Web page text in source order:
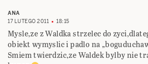
ANA
17 LUTEGO 2011
18:15
Mysle,ze z Waldka strzelec do
obiekt wymyslic i padlo na
Smiem twierdzic,ze Waldek bylby nie